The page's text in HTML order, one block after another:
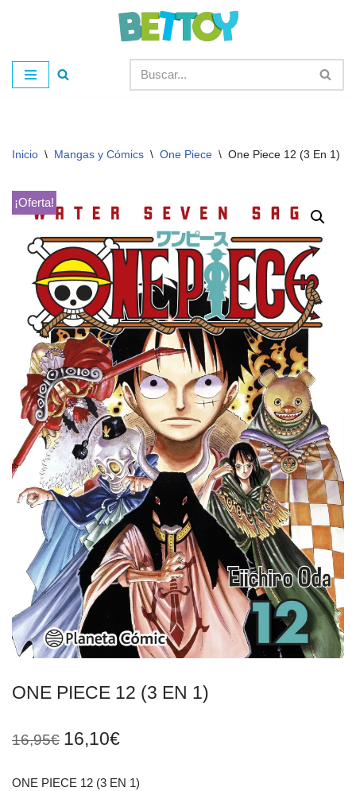
al
contenido
Inicio \ Mangas y Cómics \ One Piece \ One Piece 12 (3 En 1)
¡Oferta!
ONE PIECE 12 (3 EN 1)
16,95€ 16,10€
ONE PIECE 12 (3 EN 1)